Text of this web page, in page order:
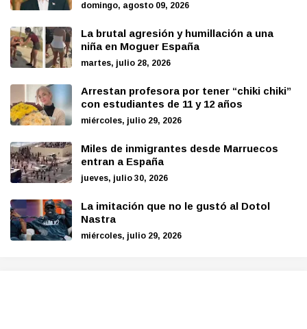
domingo, agosto 09, 2026
La brutal agresión y humillación a una
niña en Moguer España
martes, julio 28, 2026
Arrestan profesora por tener “chiki chiki”
con estudiantes de 11 y 12 años
miércoles, julio 29, 2026
Miles de inmigrantes desde Marruecos
entran a España
jueves, julio 30, 2026
La imitación que no le gustó al Dotol
Nastra
miércoles, julio 29, 2026